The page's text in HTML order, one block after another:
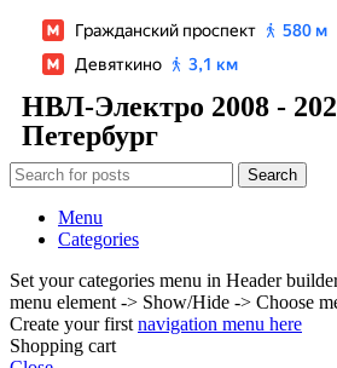
НВЛ-Электро 2008 -
Петербург
Search
Menu
Categories
Set your categories menu in Header
menu element -> Show/Hide -> Choose
Create your first navigation menu here
Shopping cart